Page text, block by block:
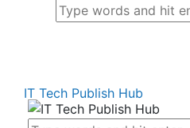
IT Tech Publish Hub